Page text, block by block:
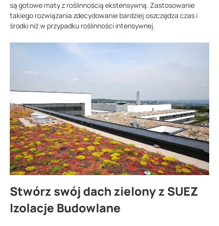
są gotowe maty z roślinnością ekstensywną. Zastosowanie
takiego rozwiązania zdecydowanie bardziej oszczędza czas i
środki niż w przypadku roślinności intensywnej.
Stwórz swój dach zielony z SUEZ
Izolacje Budowlane